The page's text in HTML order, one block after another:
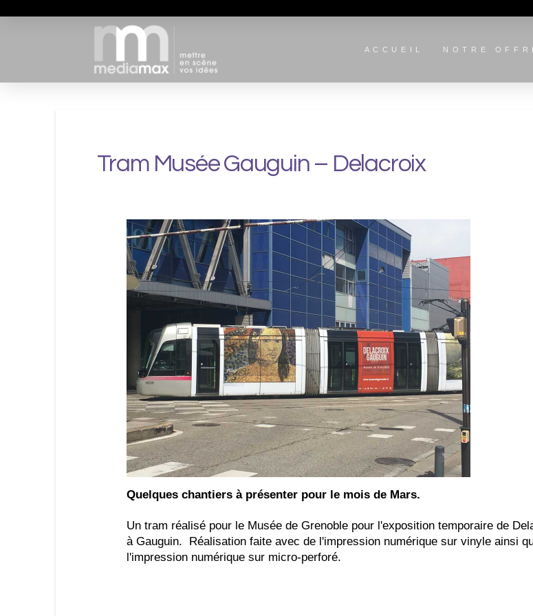
ACCUEIL NOTRE
Tram Musée Gauguin – Delacroix
Quelques chantiers à présenter pour le mois de Mars.
Un tram réalisé pour le Musée de Grenoble pour l'exposition temporaire de
à Gauguin. Réalisation faite avec de l'impression numérique sur vinyle ainsi
l'impression numérique sur micro-perforé.